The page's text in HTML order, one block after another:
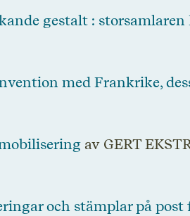
gestalt :
med Frankrike,
av GERT
och stämplar på